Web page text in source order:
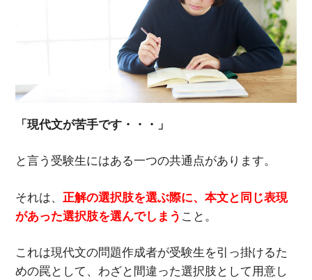
「現代文が苦手です・・・」
と言う受験生にはある一つの共通点があります。
それは、 正解の選択肢を選ぶ際に、本文と同じ表現
があった選択肢を選んでしまう こと。
これは現代文の問題作成者が受験生を引っ掛けるた
めの罠として、わざと間違った選択肢として用意し